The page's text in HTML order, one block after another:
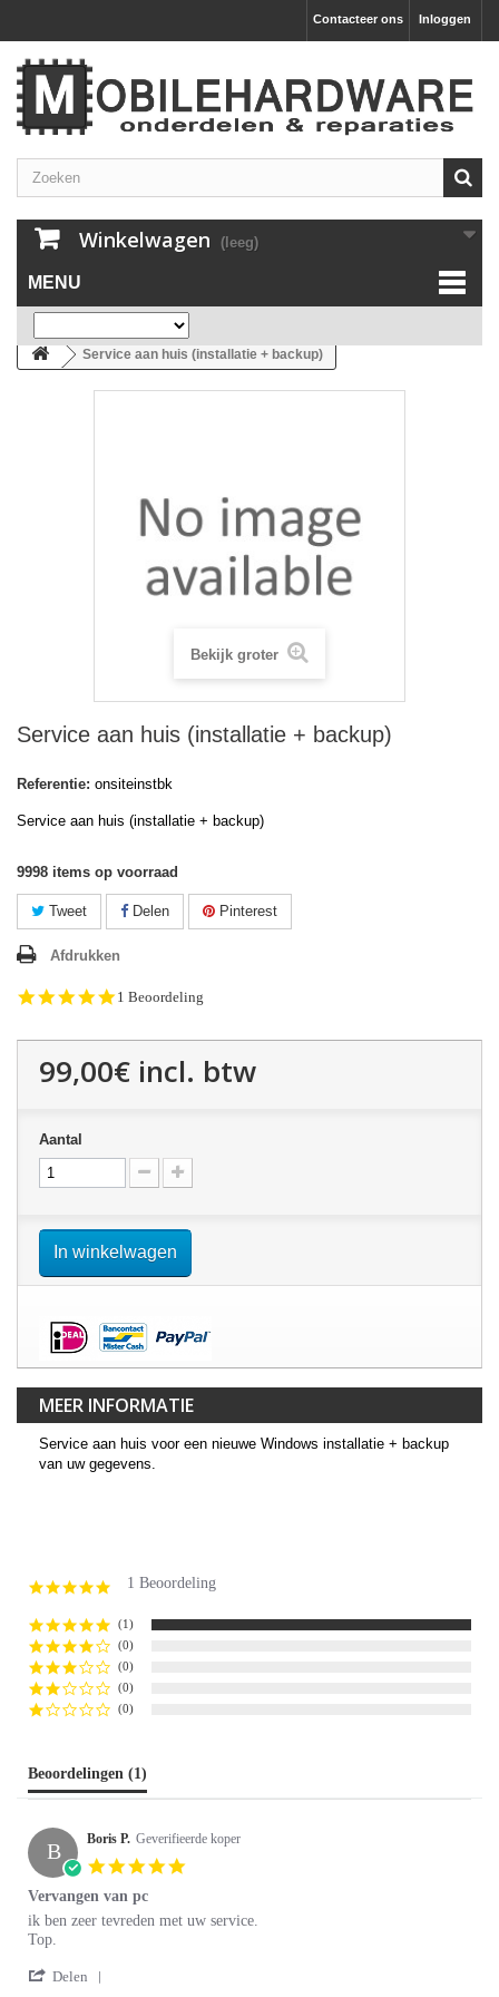
Inloggen
Contacteer ons
Winkelwagen (leeg)
MENU
Service aan huis (installatie + backup)
Bekijk groter
Service aan huis (installatie + backup)
Referentie: onsiteinstbk
Service aan huis (installatie + backup)
9998 items op voorraad
Tweet Delen Pinterest
Afdrukken
5.0
1 Beoordeling
99,00€ incl. btw
Aantal
In winkelwagen
MEER INFORMATIE
Service aan huis voor een nieuwe Windows installatie + backup
van uw gegevens.
5.0
rating
1 Beoordeling
(1)
(0)
(0)
(0)
(0)
Beoordelingen (1)
B Boris P. Geverifieerde koper
Vervangen van pc
Review
by
P.
review
stating
van
ik ben zeer tevreden met uw service.
Top.
Delen